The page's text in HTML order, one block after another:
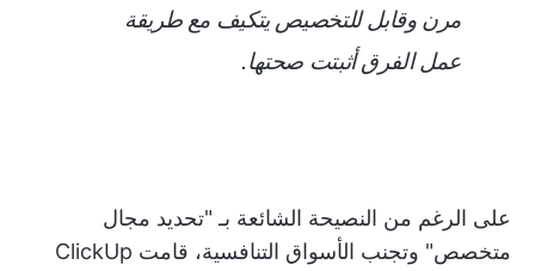
مرن وقابل للتخصيص يتكيف مع طريقة
عمل الفرق أثبتت صحتها.
على الرغم من النصيحة الشائعة بـ "تحديد مجال
متخصص" وتجنب الأسواق التنافسية، قامت ClickUp